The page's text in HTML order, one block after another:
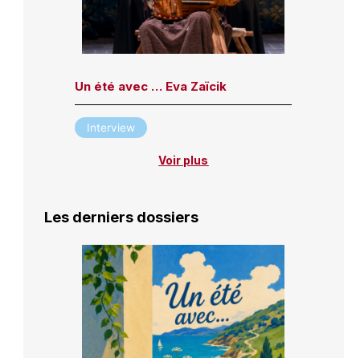
Un été avec … Eva Zaïcik
Interview
Voir plus
Les derniers dossiers